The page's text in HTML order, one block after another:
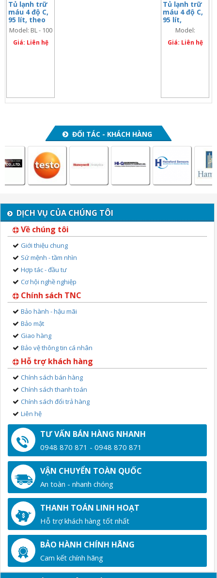
Tủ lạnh trữ
máu 4 độ C,
95 lít, theo
DIN 58371,
model: BL –
100
Model: BL - 100
Giá: Liên hệ
Tủ lạnh trữ
máu 4 độ C,
95 lít,
ESSENTIAL-
Model:
ESSENTIAL-100
Giá: Liên hệ
ĐỐI TÁC - KHÁCH HÀNG
DỊCH VỤ CỦA CHÚNG TÔI
Về chúng tôi
Giới thiệu chung
Sứ mệnh - tầm nhìn
Hợp tác - đầu tư
Cơ hội nghề nghiệp
Chính sách TNC
Bảo hành - hậu mãi
Bảo mật
Giao hàng
Bảo vệ thông tin cá nhân
Hỗ trợ khách hàng
Chính sách bán hàng
Chính sách thanh toán
Chính sách đổi trả hàng
Liên hệ
TƯ VẤN BÁN HÀNG NHANH
0948 870 871 - 0948 870 871
VẬN CHUYỂN TOÀN QUỐC
An toàn - nhanh chóng
THANH TOÁN LINH HOẠT
Hỗ trợ khách hàng tốt nhất
BẢO HÀNH CHÍNH HÃNG
Cam kết chính hãng